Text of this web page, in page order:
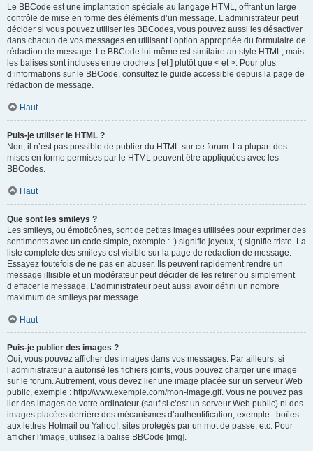
Le BBCode est une implantation spéciale au langage HTML, offrant un large
contrôle de mise en forme des éléments d’un message. L’administrateur peut
décider si vous pouvez utiliser les BBCodes, vous pouvez aussi les désactiver
dans chacun de vos messages en utilisant l’option appropriée du formulaire de
rédaction de message. Le BBCode lui-même est similaire au style HTML, mais
les balises sont incluses entre crochets [ et ] plutôt que < et >. Pour plus
d’informations sur le BBCode, consultez le guide accessible depuis la page de
rédaction de message.
Haut
Puis-je utiliser le HTML ?
Non, il n’est pas possible de publier du HTML sur ce forum. La plupart des
mises en forme permises par le HTML peuvent être appliquées avec les
BBCodes.
Haut
Que sont les smileys ?
Les smileys, ou émoticônes, sont de petites images utilisées pour exprimer des
sentiments avec un code simple, exemple : :) signifie joyeux, :( signifie triste. La
liste complète des smileys est visible sur la page de rédaction de message.
Essayez toutefois de ne pas en abuser. Ils peuvent rapidement rendre un
message illisible et un modérateur peut décider de les retirer ou simplement
d’effacer le message. L’administrateur peut aussi avoir défini un nombre
maximum de smileys par message.
Haut
Puis-je publier des images ?
Oui, vous pouvez afficher des images dans vos messages. Par ailleurs, si
l’administrateur a autorisé les fichiers joints, vous pouvez charger une image
sur le forum. Autrement, vous devez lier une image placée sur un serveur Web
public, exemple : http://www.exemple.com/mon-image.gif. Vous ne pouvez pas
lier des images de votre ordinateur (sauf si c’est un serveur Web public) ni des
images placées derrière des mécanismes d’authentification, exemple : boîtes
aux lettres Hotmail ou Yahoo!, sites protégés par un mot de passe, etc. Pour
afficher l’image, utilisez la balise BBCode [img].